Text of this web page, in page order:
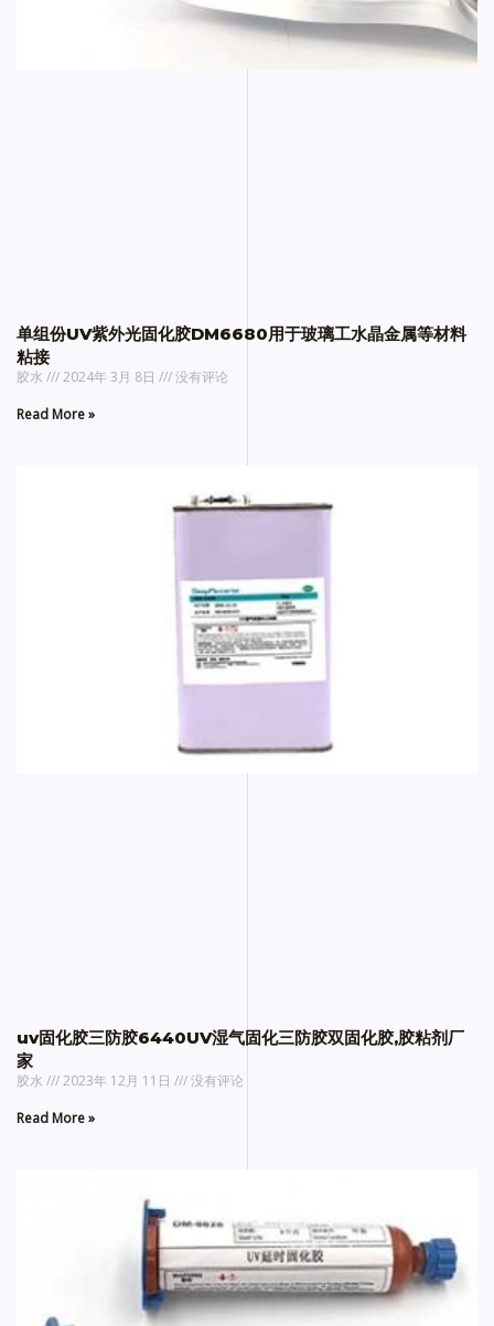
单组份UV紫外光固化胶DM6680用于玻璃工水晶金属等材料
粘接
胶水 2024年 3月 8日
没有评论
Read More »
uv固化胶三防胶6440UV湿气固化三防胶双固化胶,胶粘剂厂
家
胶水 2023年 12月 11日
没有评论
Read More »